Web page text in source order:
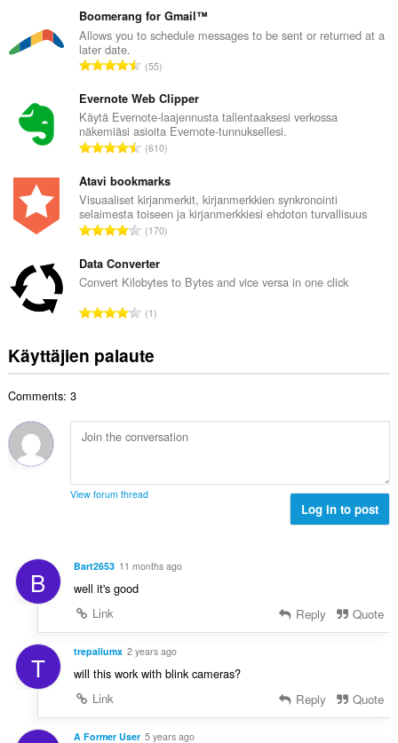
v
i
i
a
y
h
e
e
n
s
:
Boomerang for Gmail™
Allows you to schedule messages to be sent or returned at a
later date.
A
v
i
o
i
a
y
h
e
e
n
s
:
55
Evernote Web Clipper
Käytä Evernote-laajennusta tallentaaksesi verkossa
näkemiäsi asioita Evernote-tunnuksellesi.
A
v
i
o
i
a
y
h
e
n
:
610
Atavi bookmarks
Visuaaliset kirjanmerkit, kirjanmerkkien synkronointi
selaimesta toiseen ja kirjanmerkkiesi ehdoton turvallisuus
A
v
i
i
a
y
e
e
ä
170
Data Converter
Convert Kilobytes to Bytes and vice versa in one click
A
v
i
t
a
t
s
1
Käyttäjien palaute
Comments: 3
View forum thread
Log in to post
B Bart2653 11 months ago
well it's good
Link
Reply Quote
T trepaliumx 2 years ago
will this work with blink cameras?
Link
Reply Quote
A Former User 5 years ago